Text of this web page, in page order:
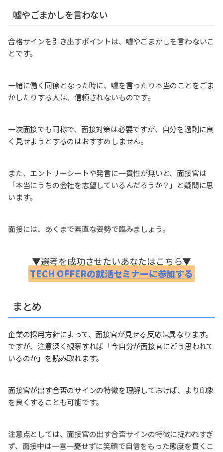
嘘やごまかしを言わない
合格サインを引き出すポイントは、嘘やごまかしを言わないこ
とです。
一緒に働く同僚となった時に、嘘を言ったり本当のことをごま
かしたりする人は、信頼されないものです。
一次面接でも同様で、面接対策は必要ですが、自分を過剰に良
く見せようとするのはおすすめしません。
また、エントリーシートや発言に一貫性が無いと、面接官は
「本当にうちの会社を志望しているんだろうか？」と疑問に思
います。
面接には、あくまで素直な姿勢で臨みましょう。
▼選考を成功させたいあなたはこちら▼
TECH OFFERの就活セミナーに参加する
まとめ
企業の採用方針によって、面接官が見せる反応は異なります。
ですが、注意深く観察すれば「今自分が面接官にどう思われて
いるのか」を読み取れます。
面接官が出す合否のサインの特徴を理解しておけば、より印象
を良くすることも可能です。
注意点としては、面接官の出す合否サインの特徴に捉われすぎ
ず、面接中は一喜一憂せずに笑顔で自信をもった態度を貫くこ